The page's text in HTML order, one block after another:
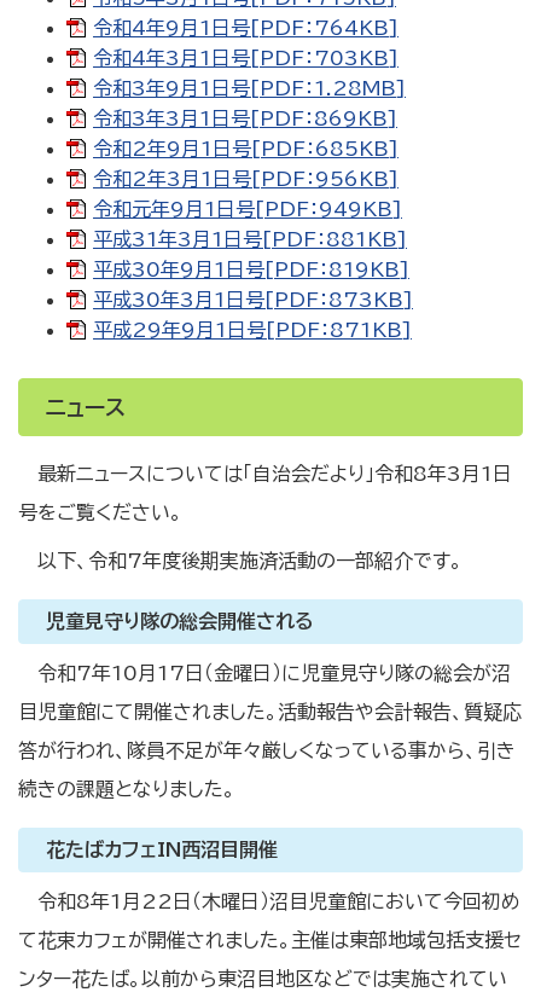
令和4年9月1日号[PDF：764KB]
令和4年3月1日号[PDF：703KB]
令和3年9月1日号[PDF：1.28MB]
令和3年3月1日号[PDF：869KB]
令和2年9月1日号[PDF：685KB]
令和2年3月1日号[PDF：956KB]
令和元年9月1日号[PDF：949KB]
平成31年3月1日号[PDF：881KB]
平成30年9月1日号[PDF：819KB]
平成30年3月1日号[PDF：873KB]
平成29年9月1日号[PDF：871KB]
ニュース
最新ニュースについては「自治会だより」令和8年3月1日
号をご覧ください。
以下、令和7年度後期実施済活動の一部紹介です。
児童見守り隊の総会開催される
令和7年10月17日（金曜日）に児童見守り隊の総会が沼
目児童館にて開催されました。活動報告や会計報告、質疑応
答が行われ、隊員不足が年々厳しくなっている事から、引き
続きの課題となりました。
花たばカフェIN西沼目開催
令和8年1月22日（木曜日）沼目児童館において今回初め
て花束カフェが開催されました。主催は東部地域包括支援セ
ンター花たば。以前から東沼目地区などでは実施されてい